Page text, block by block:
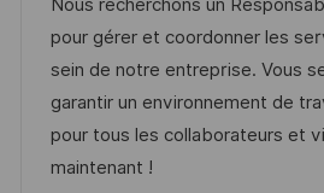
t
l
i
c
h
u
e
r
V
e
D
g
o
r
i
e
Nous recherchons un
pour gérer et coordonner les
sein de notre entreprise. Vous
garantir un environnement de
pour tous les collaborateurs et
maintenant !